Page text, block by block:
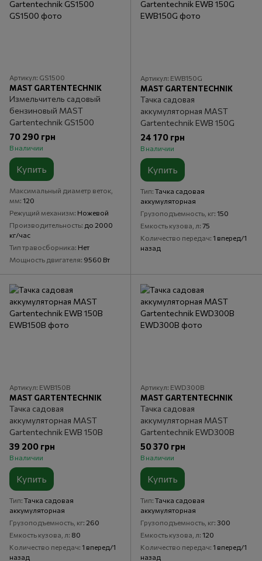
Артикул: GS1500
MAST GARTENTECHNIK
Измельчитель садовый
бензиновый MAST
Gartentechnik GS1500
70 290 грн
В наличии
Купить
Максимальный диаметр веток,
мм 120
Режущий механизм Ножевой
Производительность до 2000
кг/час
Тип травосборника Нет
Мощность двигателя 9560 Вт
Артикул: EWB150G
MAST GARTENTECHNIK
Тачка садовая
аккумуляторная MAST
Gartentechnik EWB 150G
24 170 грн
В наличии
Купить
Тип Тачка садовая
аккумуляторная
Грузоподъемность, кг 150
Емкость кузова, л 75
Количество передач 1 вперед/1
назад
Артикул: EWB150B
MAST GARTENTECHNIK
Тачка садовая
аккумуляторная MAST
Gartentechnik EWB 150B
39 200 грн
В наличии
Купить
Тип Тачка садовая
аккумуляторная
Грузоподъемность, кг 260
Емкость кузова, л 80
Количество передач 1 вперед/1
назад
Артикул: EWD300B
MAST GARTENTECHNIK
Тачка садовая
аккумуляторная MAST
Gartentechnik EWD300B
50 370 грн
В наличии
Купить
Тип Тачка садовая
аккумуляторная
Грузоподъемность, кг 300
Емкость кузова, л 120
Количество передач 1 вперед/1
назад